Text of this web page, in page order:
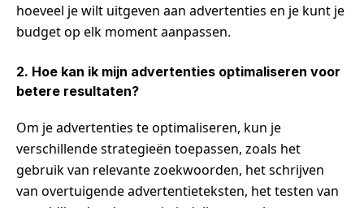
hoeveel je wilt uitgeven aan advertenties en je kunt je
budget op elk moment aanpassen.
2. Hoe kan ik mijn advertenties optimaliseren voor
betere resultaten?
Om je advertenties te optimaliseren, kun je
verschillende strategieën toepassen, zoals het
gebruik van relevante zoekwoorden, het schrijven
van overtuigende advertentieteksten, het testen van